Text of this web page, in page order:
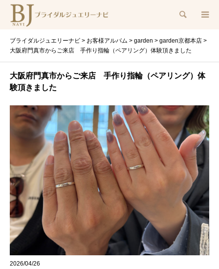
検索
ブライダルジュエリーナビ > お客様アルバム > garden > garden京都本店 >
大阪府門真市からご来店 手作り指輪（ペアリング）体験頂きました
大阪府門真市からご来店 手作り指輪（ペアリング）体
験頂きました
2026/04/26